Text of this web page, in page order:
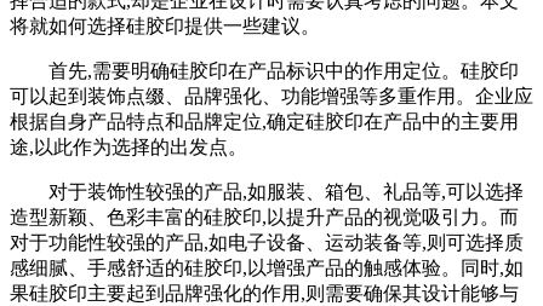
将就如何选择硅胶印提供一些建议。
首先,需要明确硅胶印在产品标识中的作用定位。硅胶印
可以起到装饰点缀、品牌强化、功能增强等多重作用。企业应
根据自身产品特点和品牌定位,确定硅胶印在产品中的主要用
途,以此作为选择的出发点。
对于装饰性较强的产品,如服装、箱包、礼品等,可以选择
造型新颖、色彩丰富的硅胶印,以提升产品的视觉吸引力。而
对于功能性较强的产品,如电子设备、运动装备等,则可选择质
感细腻、手感舒适的硅胶印,以增强产品的触感体验。同时,如
果硅胶印主要起到品牌强化的作用,则需要确保其设计能够与